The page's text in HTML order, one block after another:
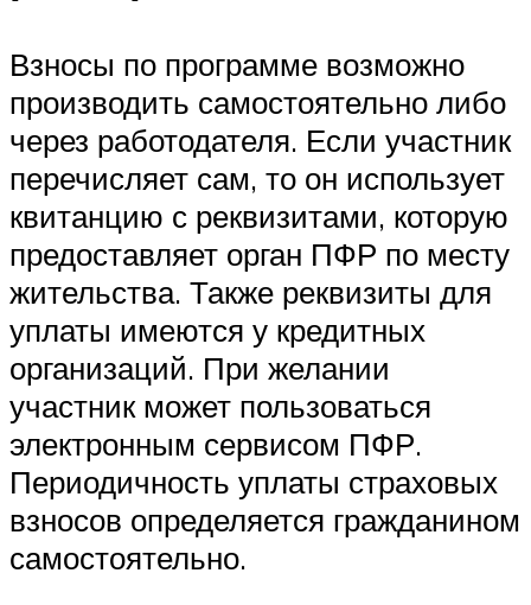
Взносы по программе возможно
производить самостоятельно либо
через работодателя. Если участник
перечисляет сам, то он использует
квитанцию с реквизитами, которую
предоставляет орган ПФР по месту
жительства. Также реквизиты для
уплаты имеются у кредитных
организаций. При желании
участник может пользоваться
электронным сервисом ПФР.
Периодичность уплаты страховых
взносов определяется гражданином
самостоятельно.